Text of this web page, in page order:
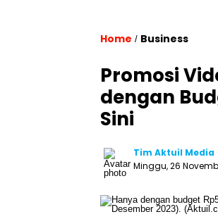
Home / Business
Promosi
dengan
Sini
Tim Aktuil Media
Minggu, 26